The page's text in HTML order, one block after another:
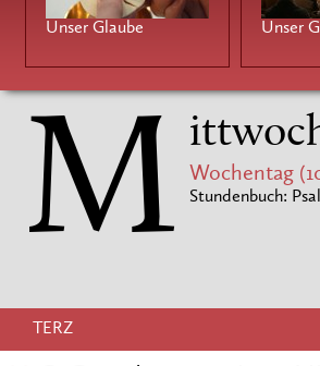
Unser Glaube Unser
M Wochentag
Stundenbuch:
TERZ